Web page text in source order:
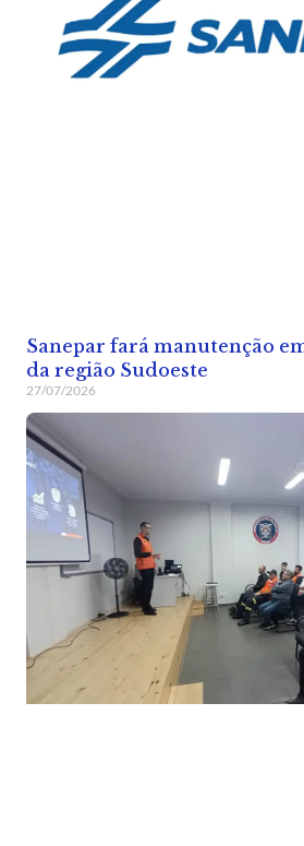
Sanepar fará manutenção
da região Sudoeste
27/07/2026